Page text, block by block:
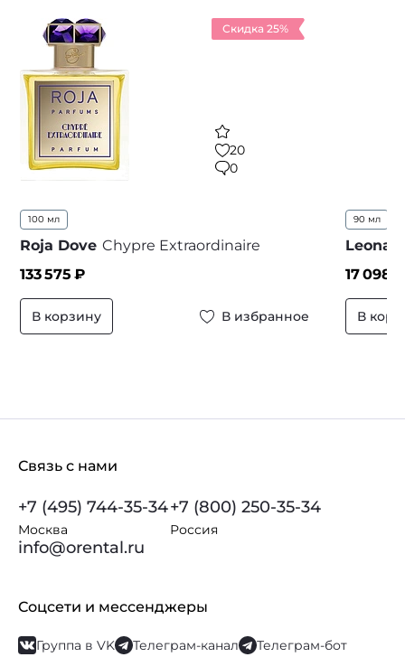
Скидка 25%
20
0
100 мл
Roja Dove Chypre Extraordinaire
133 575 ₽
В корзину В избранное
90 мл
17 098
В
Связь с нами
+7 (495) 744-35-34
Москва
+7 (800) 250-35-34
Россия
info@orental.ru
Соцсети и мессенджеры
Группа в VK Телеграм-канал Телеграм-бот